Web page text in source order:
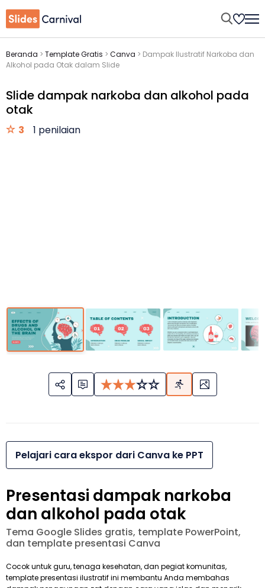
Beranda > Template Gratis > Canva > Dampak Ilustratif Narkoba dan
Alkohol pada Otak dalam Slide
Slide dampak narkoba dan alkohol pada
otak
3 1 penilaian
Pelajari cara ekspor dari Canva ke PPT
Presentasi dampak narkoba
dan alkohol pada otak
Tema Google Slides gratis, template PowerPoint,
dan template presentasi Canva
Cocok untuk guru, tenaga kesehatan, dan pegiat komunitas,
template presentasi ilustratif ini membantu Anda membahas